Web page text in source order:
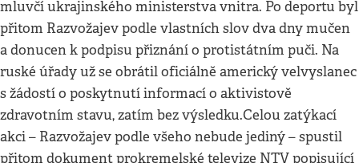
mluvčí ukrajinského ministerstva vnitra. Po deportu byl
přitom Razvožajev podle vlastních slov dva dny mučen
a donucen k podpisu přiznání o protistátním puči. Na
ruské úřady už se obrátil oficiálně americký velvyslanec
s žádostí o poskytnutí informací o aktivistově
zdravotním stavu, zatím bez výsledku.Celou zatýkací
akci – Razvožajev podle všeho nebude jediný – spustil
přitom dokument prokremelské televize NTV popisující